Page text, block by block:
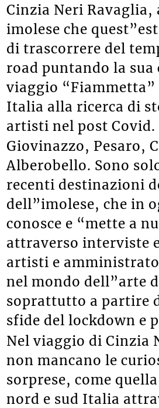
Cinzia Neri Ravaglia,
imolese che
di trascorrere del
road puntando la sua
viaggio “Fiammetta”
Italia alla ricerca di
artisti nel post Covid.
Giovinazzo, Pesaro,
Alberobello. Sono
recenti destinazioni
dell”imolese, che in
conosce e “mette a
attraverso interviste
artisti e
nel mondo dell”arte
soprattutto a partire
sfide del lockdown e
Nel viaggio di Cinzia
non mancano le
sorprese, come
nord e sud Italia